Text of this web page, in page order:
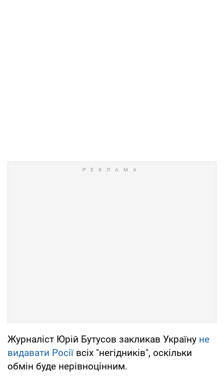
Журналіст Юрій Бутусов закликав Україну не
видавати Росіївсіх "негідників", оскільки
обмін буде нерівноцінним.